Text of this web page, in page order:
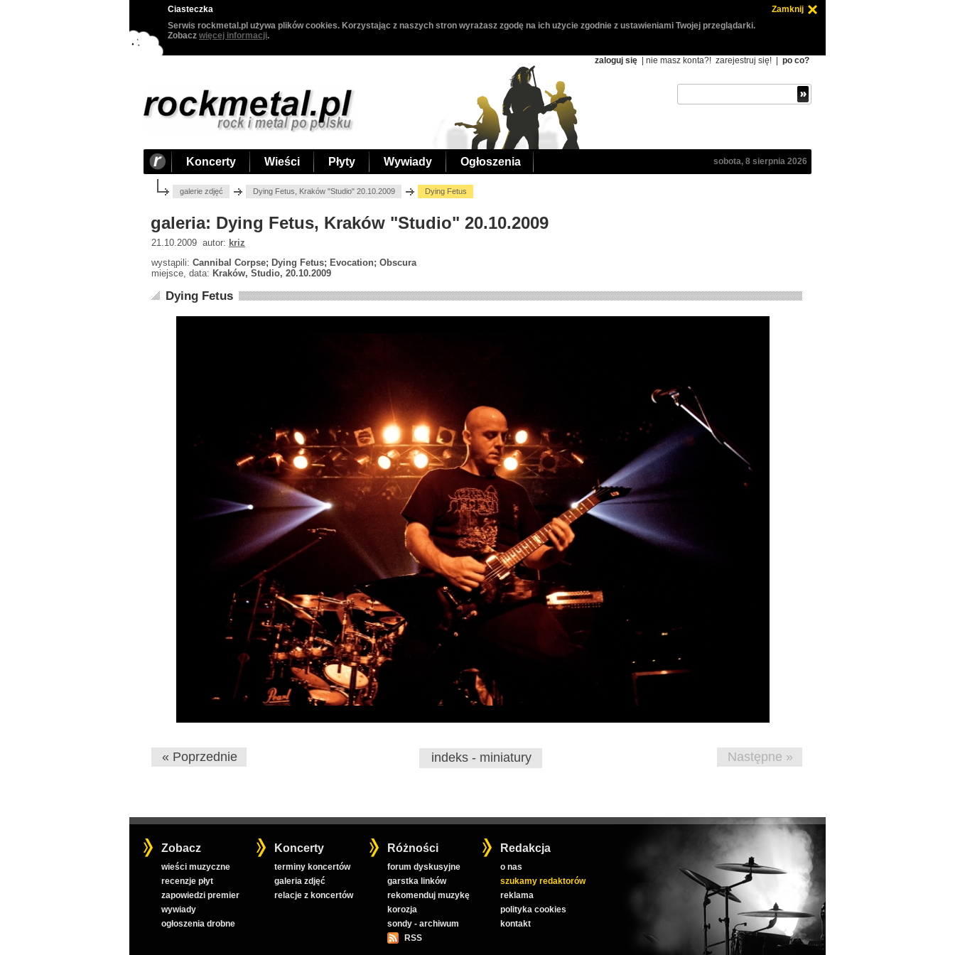
Ciasteczka
Zamknij
Serwis rockmetal.pl używa plików cookies. Korzystając z naszych stron wyrażasz zgodę na ich użycie zgodnie z ustawieniami Twojej przeglądarki.
Zobacz więcej informacji.
zaloguj się | nie masz konta?! zarejestruj się! po co?
Koncerty Wieści Płyty Wywiady Ogłoszenia sobota, 8 sierpnia 2026
galerie zdjęć Dying Fetus, Kraków "Studio" 20.10.2009 Dying Fetus
galeria: Dying Fetus, Kraków "Studio" 20.10.2009
21.10.2009 autor: kriz
wystąpili: Cannibal Corpse; Dying Fetus; Evocation; Obscura
miejsce, data: Kraków, Studio, 20.10.2009
Dying Fetus
« Poprzednie indeks - miniatury Następne »
Zobacz
wieści muzyczne
recenzje płyt
zapowiedzi premier
wywiady
ogłoszenia drobne
Koncerty
terminy koncertów
galeria zdjęć
relacje z koncertów
Różności
forum dyskusyjne
garstka linków
rekomenduj muzykę
korozja
sondy - archiwum
RSS
Redakcja
o nas
szukamy redaktorów
reklama
polityka cookies
kontakt